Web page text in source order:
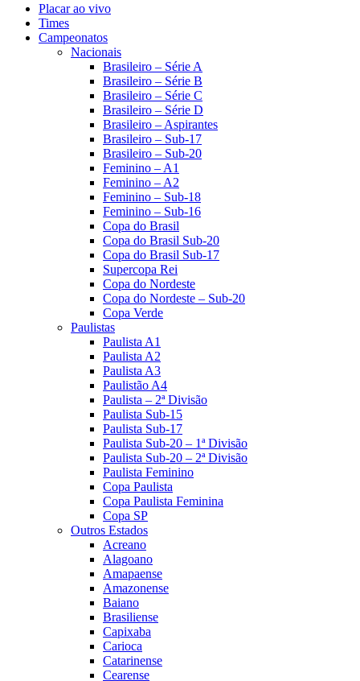
Placar ao vivo
Times
Campeonatos
Nacionais
Brasileiro – Série A
Brasileiro – Série B
Brasileiro – Série C
Brasileiro – Série D
Brasileiro – Aspirantes
Brasileiro – Sub-17
Brasileiro – Sub-20
Feminino – A1
Feminino – A2
Feminino – Sub-18
Feminino – Sub-16
Copa do Brasil
Copa do Brasil Sub-20
Copa do Brasil Sub-17
Supercopa Rei
Copa do Nordeste
Copa do Nordeste – Sub-20
Copa Verde
Paulistas
Paulista A1
Paulista A2
Paulista A3
Paulistão A4
Paulista – 2ª Divisão
Paulista Sub-15
Paulista Sub-17
Paulista Sub-20 – 1ª Divisão
Paulista Sub-20 – 2ª Divisão
Paulista Feminino
Copa Paulista
Copa Paulista Feminina
Copa SP
Outros Estados
Acreano
Alagoano
Amapaense
Amazonense
Baiano
Brasiliense
Capixaba
Carioca
Catarinense
Cearense